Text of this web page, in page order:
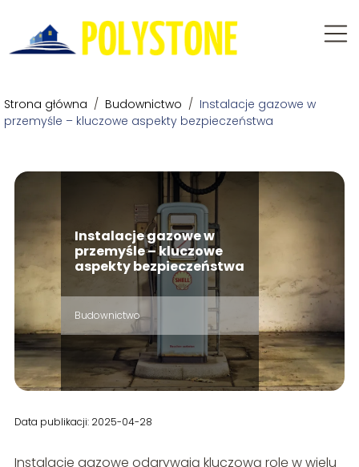
Strona główna / Budownictwo / Instalacje gazowe w
przemyśle – kluczowe aspekty bezpieczeństwa
Instalacje gazowe w
przemyśle – kluczowe
aspekty bezpieczeństwa
Budownictwo
Data publikacji: 2025-04-28
Instalacje gazowe odgrywają kluczową rolę w wielu